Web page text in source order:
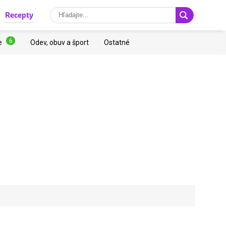
Recepty
6 Odev, obuv a šport Ostatné